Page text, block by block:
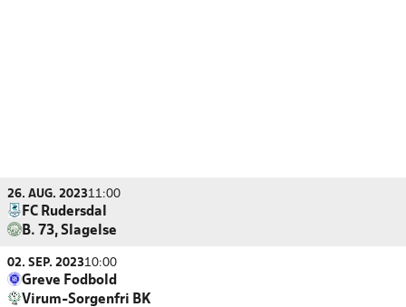
26. AUG. 202311:00
FC Rudersdal
B. 73, Slagelse
02. SEP. 202310:00
Greve Fodbold
Virum-Sorgenfri BK